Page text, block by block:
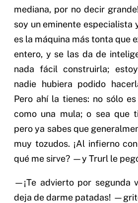
mediana, por no decir
soy un eminente especialista
es la máquina más tonta que
entero, y se las da de
nada fácil construirla;
nadie hubiera podido
Pero ahí la tienes: no sólo
como una mula; o sea que
pero ya sabes que
muy tozudos. ¡Al infierno
qué me sirve? —y Trurl le
—¡Te advierto por segunda
deja de darme patadas!